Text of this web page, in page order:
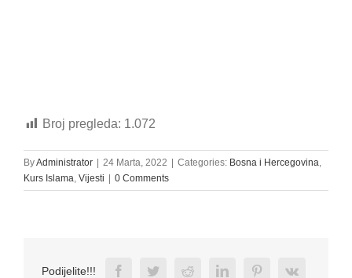
Broj pregleda: 1.072
ByAdministrator | 24 Marta, 2022 | Categories: Bosna i Hercegovina
Kurs Islama Vijesti | 0 Comments
Podijelite!!! FacebookTwitterRedditLinkedInPinterestVk